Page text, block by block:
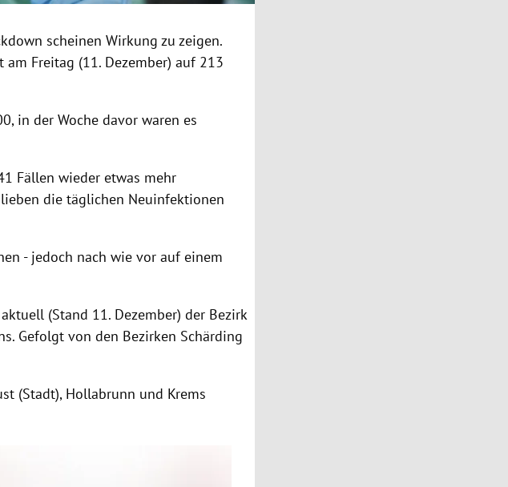
scheinen Wirkung zu zeigen.
Freitag (11. Dezember) auf 213
in der Woche davor waren es
Fällen wieder etwas mehr
die täglichen Neuinfektionen
- jedoch nach wie vor auf einem
(Stand 11. Dezember) der Bezirk
Gefolgt von den Bezirken Schärding
(Stadt), Hollabrunn und Krems